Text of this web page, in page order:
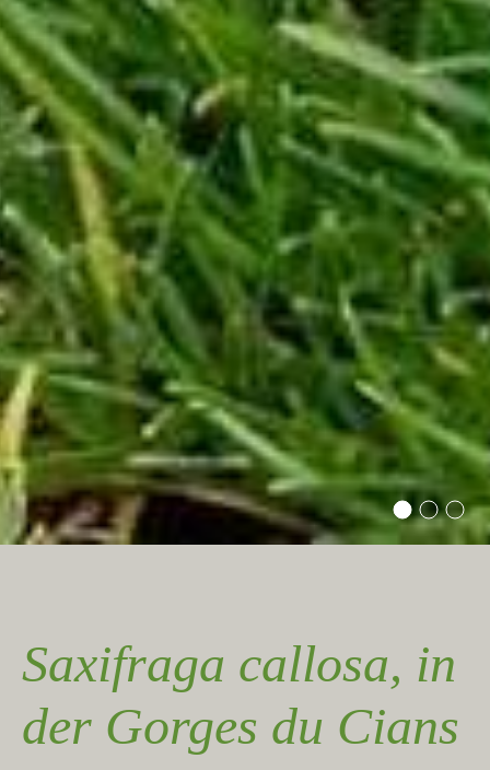
Saxifraga callosa, in
der Gorges du Cians